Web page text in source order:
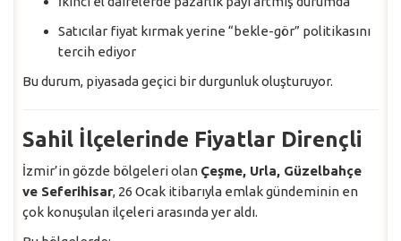
Satıcılar fiyat kırmak yerine “bekle-gör” politikasını
tercih ediyor
Bu durum, piyasada geçici bir durgunluk oluşturuyor.
Sahil İlçelerinde Fiyatlar Dirençli
İzmir’in gözde bölgeleri olan Çeşme, Urla, Güzelbahçe
ve Seferihisar, 26 Ocak itibarıyla emlak gündeminin en
çok konuşulan ilçeleri arasında yer aldı.